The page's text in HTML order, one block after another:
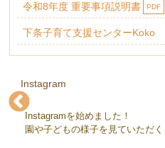
令和8年度 重要事項説明書 PDF
下条子育て支援センターKoko
Instagram
下条保育園
下条保育園
下条保育園
下条保育園
下条保育園
下条保育園
Instagramを始めました！
園や子どもの様子を見ていただ